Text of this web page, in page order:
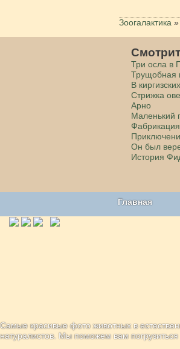
Зоогалактика »
Три осла в
Трущобная
В
Стрижка
Арно
Маленький
Он был
История
Главная
Самые красивые фото животных в
натуралистов. Мы поможем вам